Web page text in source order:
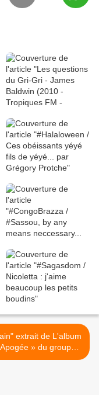
extrait de L'album
» du groupe
Sexion D'Assaut >